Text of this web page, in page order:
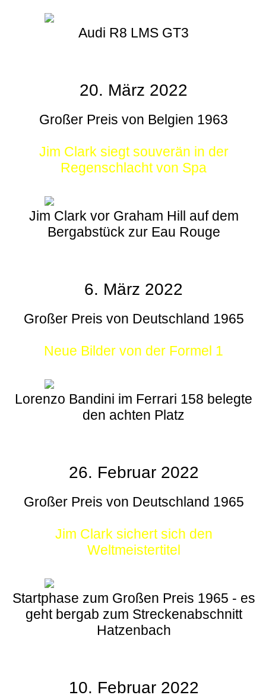
Audi R8 LMS GT3
20. März 2022
Großer Preis von Belgien 1963
Jim Clark siegt souverän in der
Regenschlacht von Spa
Jim Clark vor Graham Hill auf dem
Bergabstück zur Eau Rouge
6. März 2022
Großer Preis von Deutschland 1965
Neue Bilder von der Formel 1
Lorenzo Bandini im Ferrari 158 belegte
den achten Platz
26. Februar 2022
Großer Preis von Deutschland 1965
Jim Clark sichert sich den
Weltmeistertitel
Startphase zum Großen Preis 1965 - es
geht bergab zum Streckenabschnitt
Hatzenbach
10. Februar 2022